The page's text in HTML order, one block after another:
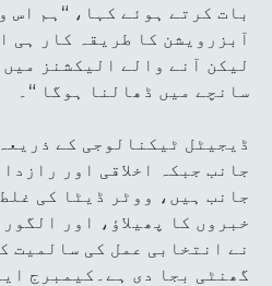
بات کرتے ہوئے کہا، “ہم اس
آبزرویشن کا طریقہ کار ہی
لیکن آنے والے الیکشنز
سانچے میں ڈھالنا ہوگا “۔
ڈیجیٹل ٹیکنالوجی کے
جانب جبکہ اخلاقی اور
جانب ہیں، ووٹر ڈیٹا کی
خبروں کا پھیلاؤ، اور
نے انتخابی عمل کی سالمیت
گھنٹی بجا دی ہے۔کیمبرج